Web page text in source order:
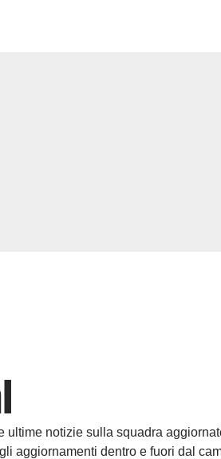
ultime notizie sulla squadra
aggiornamenti dentro e fuori dal